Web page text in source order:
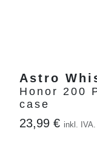
Astro
Honor 200
case
23,99 € inkl. IVA.